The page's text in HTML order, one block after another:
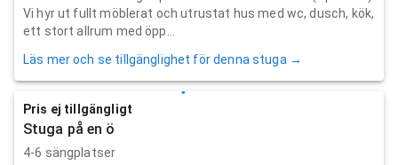
Vi hyr ut fullt möblerat och utrustat hus med wc, dusch, kök,
ett stort allrum med öpp...
Läs mer och se tillgänglighet för denna stuga →
Pris ej tillgängligt
Stuga på en ö
4-6 sängplatser